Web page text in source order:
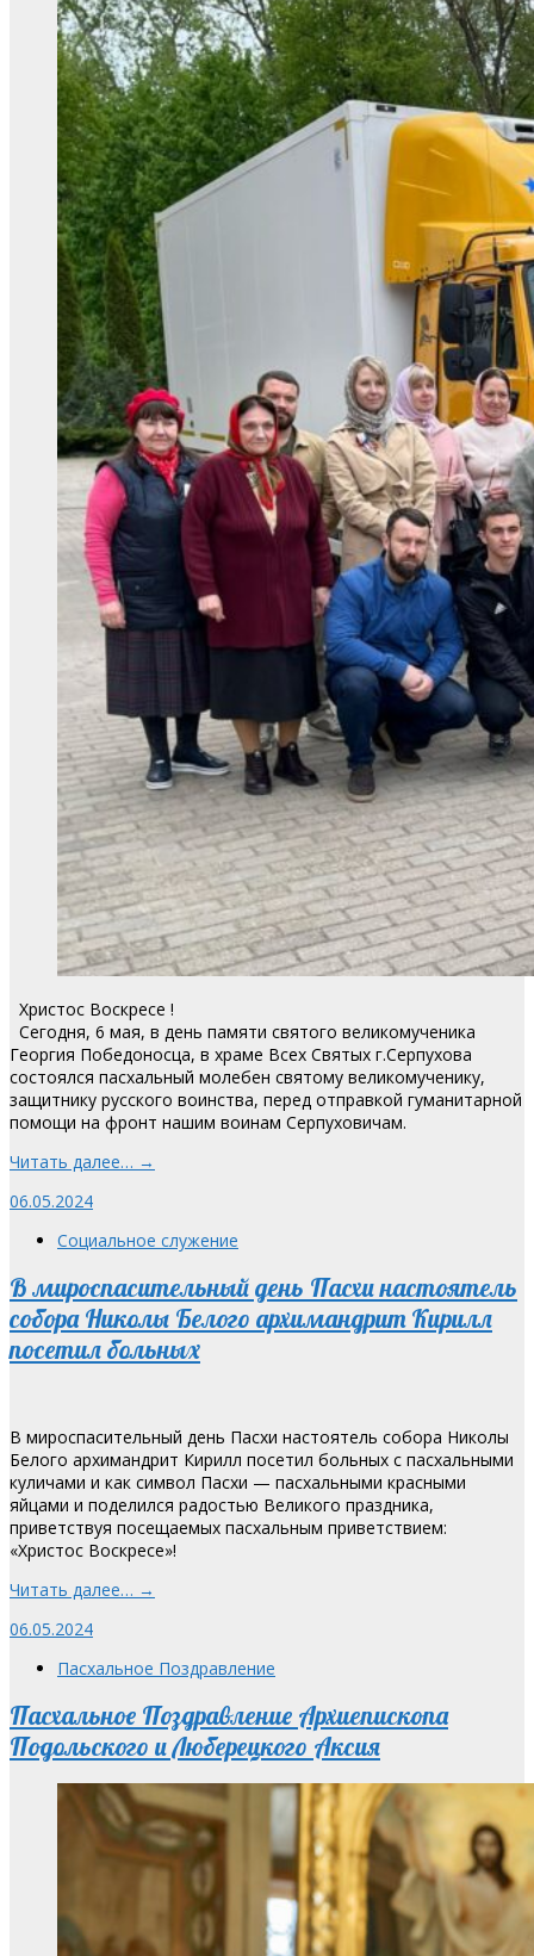
Христос Воскресе !
Сегодня, 6 мая, в день памяти святого великомученика
Георгия Победоносца, в храме Всех Святых г.Серпухова
состоялся пасхальный молебен святому великомученику,
защитнику русского воинства, перед отправкой гуманитарной
помощи на фронт нашим воинам Серпуховичам.
Читать далее… →
06.05.2024
Социальное служение
В мироспасительный день Пасхи настоятель
собора Николы Белого архимандрит Кирилл
посетил больных
В мироспасительный день Пасхи настоятель собора Николы
Белого архимандрит Кирилл посетил больных с пасхальными
куличами и как символ Пасхи — пасхальными красными
яйцами и поделился радостью Великого праздника,
приветствуя посещаемых пасхальным приветствием:
«Христос Воскресе»!
Читать далее… →
06.05.2024
Пасхальное Поздравление
Пасхальное Поздравление Архиепископа
Подольского и Люберецкого Аксия